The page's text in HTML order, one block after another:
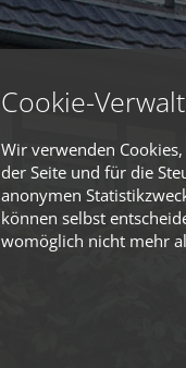
Cookie-
Wir verwenden
der Seite und für die
anonymen
können selbst
womöglich nicht mehr